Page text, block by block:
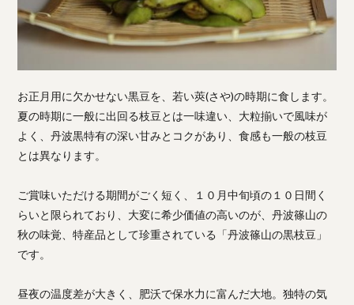
お正月用に欠かせない黒豆を、若い莢(さや)の時期に食します。
夏の時期に一般に出回る枝豆とは一味違い、大粒揃いで風味が
よく、丹波黒特有の深い甘みとコクがあり、食感も一般の枝豆
とは異なります。
ご賞味いただける期間がごく短く、１０月中旬頃の１０日間く
らいと限られており、大変に希少価値の高いのが、丹波篠山の
秋の味覚、特産品として珍重されている「丹波篠山の黒枝豆」
です。
昼夜の温度差が大きく、肥沃で保水力に富んだ大地。独特の気